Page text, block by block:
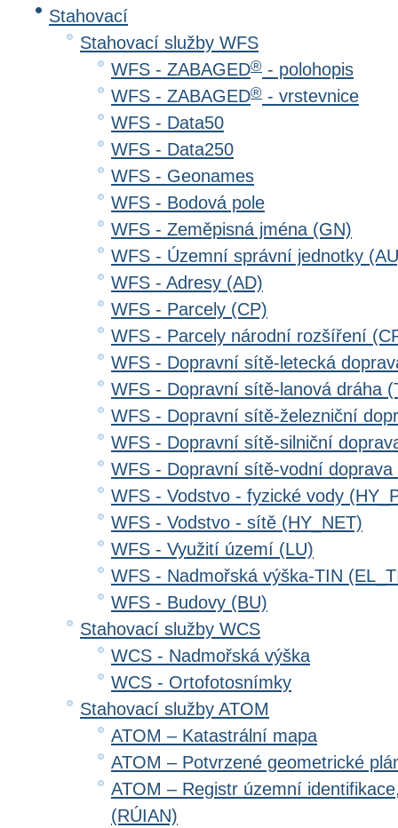
Stahovací
Stahovací služby WFS
WFS - ZABAGED® - polohopis
WFS - ZABAGED® - vrstevnice
WFS - Data50
WFS - Data250
WFS - Geonames
WFS - Bodová pole
WFS - Zeměpisná jména (GN)
WFS - Územní správní jednotky
WFS - Adresy (AD)
WFS - Parcely (CP)
WFS - Parcely národní rozšíření
WFS - Dopravní sítě-letecká
WFS - Dopravní sítě-lanová dráha
WFS - Dopravní sítě-železniční
WFS - Dopravní sítě-silniční
WFS - Dopravní sítě-vodní doprava
WFS - Vodstvo - fyzické vody
WFS - Vodstvo - sítě (HY_NET)
WFS - Využití území (LU)
WFS - Nadmořská výška-TIN
WFS - Budovy (BU)
Stahovací služby WCS
WCS - Nadmořská výška
WCS - Ortofotosnímky
Stahovací služby ATOM
ATOM – Katastrální mapa
ATOM – Potvrzené geometrické
ATOM – Registr územní
(RÚIAN)